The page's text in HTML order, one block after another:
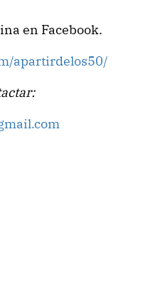
en Facebook.
apartirdelos50/